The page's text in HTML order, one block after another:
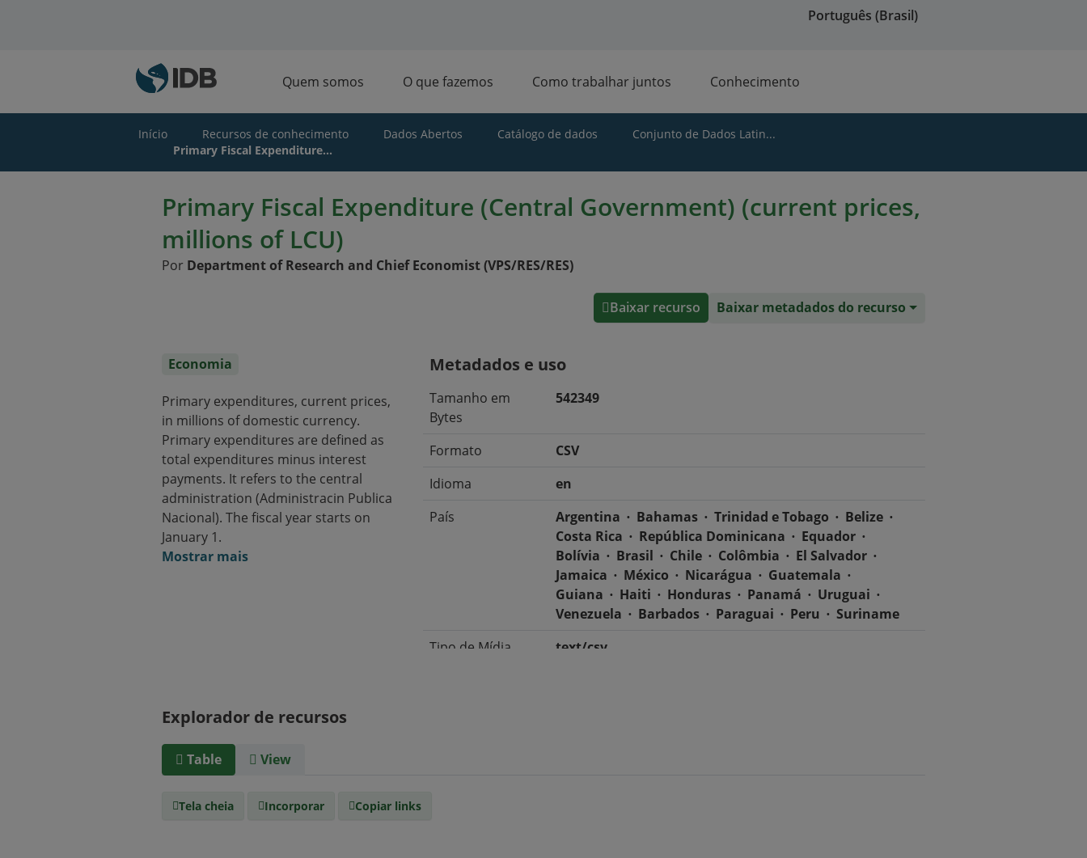
Português (Brasil)
Quem somos O que fazemos Como trabalhar juntos Conhecimento
Início Recursos de conhecimento Dados Abertos Catálogo de dados
Conjunto de Dados Latin...
Primary Fiscal Expenditure...
Primary Fiscal Expenditure (Central Government) (current prices,
millions of LCU)
Por Department of Research and Chief Economist (VPS/RES/RES)
Baixar recurso Baixar metadados do recurso
Economia
Primary expenditures, current prices,
in millions of domestic currency.
Primary expenditures are defined as
total expenditures minus interest
payments. It refers to the central
administration (Administracin Publica
Nacional). The fiscal year starts on
January 1.
Mostrar mais
Metadados e uso
Tamanho em
Bytes
542349
Formato
CSV
Idioma
en
País
Argentina Bahamas Trinidad e Tobago
Belize
Costa Rica
República Dominicana
Equador
Bolívia
Brasil Chile Colômbia
El Salvador
Jamaica
México Nicarágua
Guatemala
Guiana
Haiti Honduras Panamá
Uruguai
Venezuela
Barbados Paraguai Peru
Suriname
Tipo de Mídia
text/csv
Explorador de recursos
Table View
Tela cheia Incorporar Copiar links